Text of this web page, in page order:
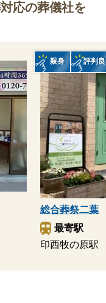
応の葬儀社を
総合葬祭二葉
最寄駅
印西牧の原駅
親身 評判良